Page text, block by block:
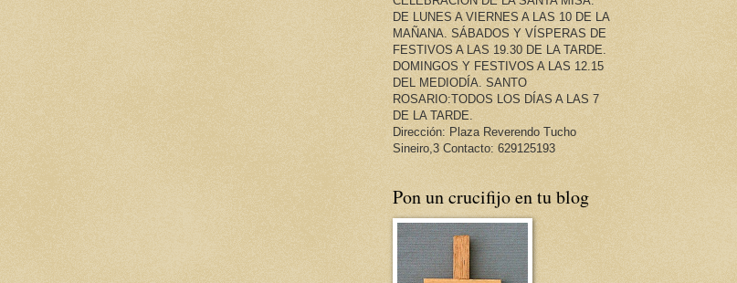
DE LUNES A VIERNES A LAS 10 DE LA
MAÑANA. SÁBADOS Y VÍSPERAS DE
FESTIVOS A LAS 19.30 DE LA TARDE.
DOMINGOS Y FESTIVOS A LAS 12.15
DEL MEDIODÍA. SANTO
ROSARIO:TODOS LOS DÍAS A LAS 7
DE LA TARDE.
Dirección: Plaza Reverendo Tucho
Sineiro,3 Contacto: 629125193
Pon un crucifijo en tu blog